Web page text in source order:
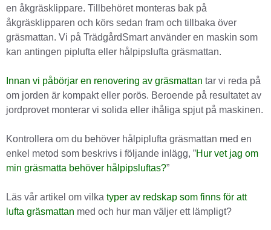
en åkgräsklippare. Tillbehöret monteras bak på
åkgräsklipparen och körs sedan fram och tillbaka över
gräsmattan. Vi på TrädgårdSmart använder en maskin som
kan antingen piplufta eller hålpipslufta gräsmattan.
Innan vi påbörjar en renovering av gräsmattan tar vi reda på
om jorden är kompakt eller porös. Beroende på resultatet av
jordprovet monterar vi solida eller ihåliga spjut på maskinen.
Kontrollera om du behöver hålpiplufta gräsmattan med en
enkel metod som beskrivs i följande inlägg, ”Hur vet jag om
min gräsmatta behöver hålpipsluftas?”
Läs vår artikel om vilka typer av redskap som finns för att
lufta gräsmattan med och hur man väljer ett lämpligt?